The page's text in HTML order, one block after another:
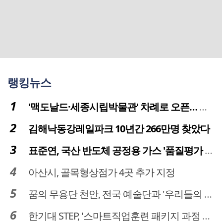
랭킹뉴스
'맥도날드·세종시립박물관' 차례로 오픈… 고운동 정주여건 좋아진다
김해낙동강레일파크 10년간 266만명 찾았다
표준연, 국산 반도체 공정용 가스 '품질평가 체계' 구축
아산시, 골목형상점가 4곳 추가 지정
꿈의 무용단 천안, 전국 예술단과 '우리들의 하모니' 선보여
한기대 STEP, '스마트직업훈련 패키지 과정 3기' 모집